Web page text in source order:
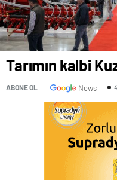
Tarımın kalbi
ABONE OL News